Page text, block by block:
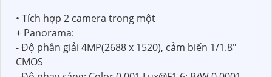
• Tích hợp 2 camera trong một
+ Panorama:
- Độ phân giải 4MP(2688 x 1520), cảm biến 1/1.8"
CMOS